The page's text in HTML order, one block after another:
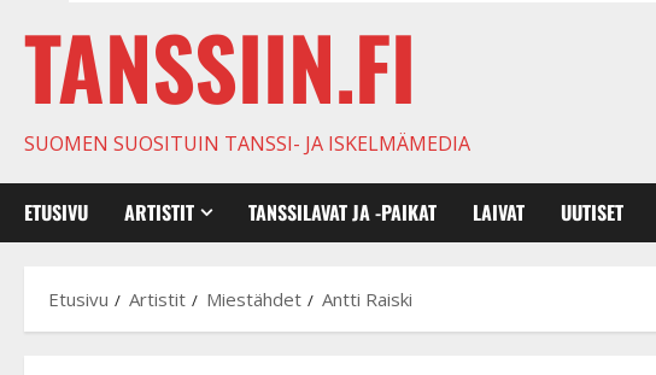
TANSSIIN.FI
SUOMEN SUOSITUIN TANSSI- JA ISKELMÄMEDIA
ETUSIVU ARTISTIT TANSSILAVAT JA -PAIKAT LAIVAT UUTISET
Etusivu Artistit Miestähdet Antti Raiski